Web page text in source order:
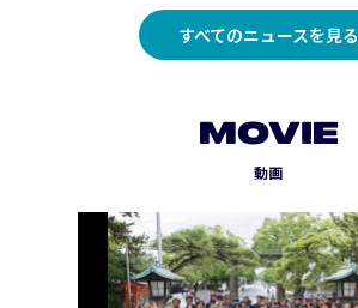
すべてのニュースを見る
MOVIE
動画